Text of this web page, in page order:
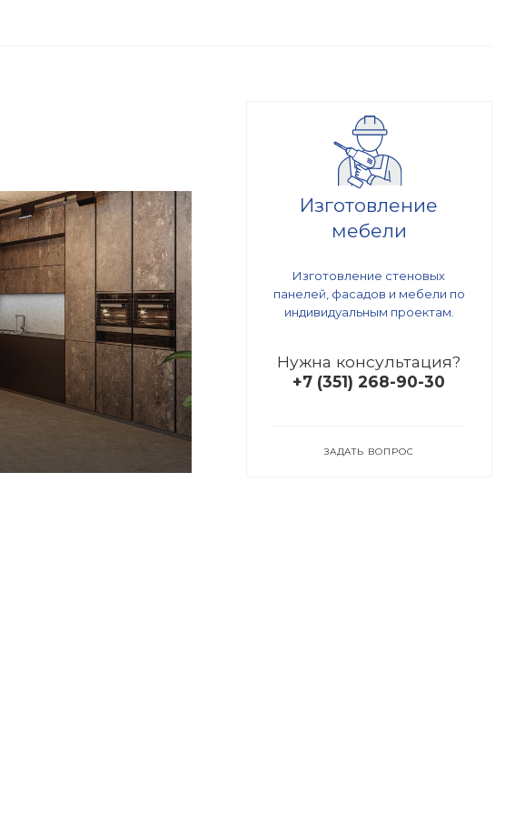
Изготовление
мебели
Изготовление стеновых
панелей, фасадов и мебели по
индивидуальным проектам.
Нужна консультация?
+7 (351) 268-90-30
ЗАДАТЬ ВОПРОС